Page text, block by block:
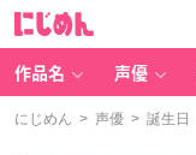
作品名 声優
にじめん > 声優 > 誕生日